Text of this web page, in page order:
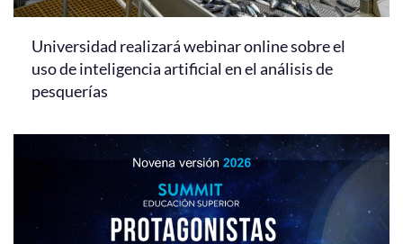
Universidad realizará webinar online sobre el
uso de inteligencia artificial en el análisis de
pesquerías